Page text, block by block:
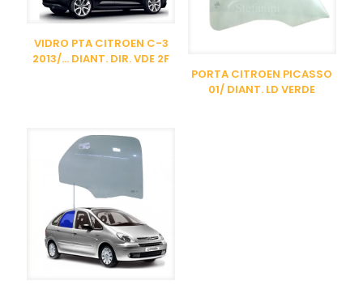
VIDRO PTA CITROEN C-3
2013/… DIANT. DIR. VDE 2F
PORTA CITROEN PICASSO
01/ DIANT. LD VERDE